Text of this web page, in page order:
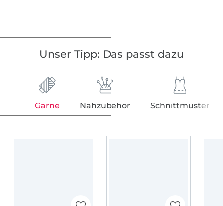
Unser Tipp: Das passt dazu
Garne Nähzubehör Schnittmuster